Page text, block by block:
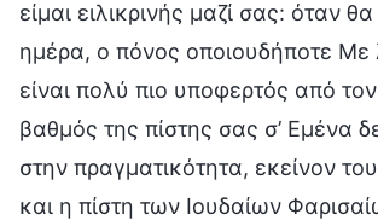
είμαι ειλικρινής μαζί σας: όταν
ημέρα, ο πόνος οποιουδήποτε Με
είναι πολύ πιο υποφερτός από
βαθμός της πίστης σας σ’ Εμένα
στην πραγματικότητα, εκείνον
και η πίστη των Ιουδαίων